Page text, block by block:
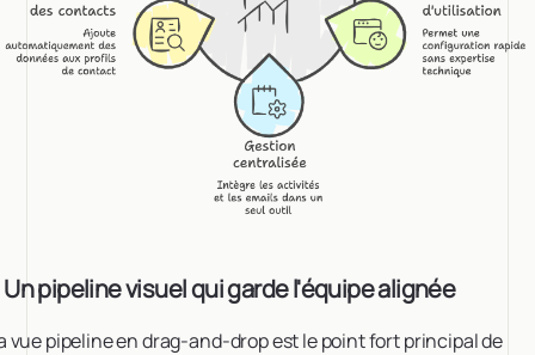
Un pipeline visuel qui garde l'équipe alignée
vue pipeline en drag-and-drop est le point fort principal de